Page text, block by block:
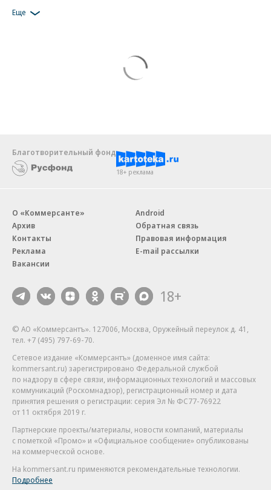
Еще
Благотворительный фонд
18+ реклама
О «Коммерсанте»
Архив
Контакты
Реклама
Вакансии
Android
Обратная связь
Правовая информация
E-mail рассылки
18+
© АО «Коммерсантъ». 127006, Москва, Оружейный переулок д. 41,
тел. +7 (495) 797-69-70.
Сетевое издание «Коммерсантъ» (доменное имя сайта:
kommersant.ru) зарегистрировано Федеральной службой
по надзору в сфере связи, информационных технологий и массовых
коммуникаций (Роскомнадзор), регистрационный номер и дата
принятия решения о регистрации: серия Эл № ФС77-76922
от 11 октября 2019 г.
Партнерские проекты/материалы, новости компаний, материалы
с пометкой «Промо» и «Официальное сообщение» опубликованы
на коммерческой основе.
На kommersant.ru применяются рекомендательные технологии.
Подробнее